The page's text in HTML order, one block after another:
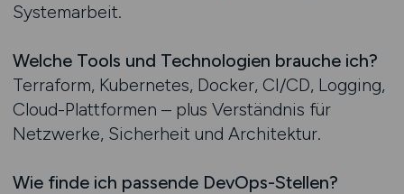
Systemarbeit.
Welche Tools und Technologien brauche ich?
Terraform, Kubernetes, Docker, CI/CD, Logging,
Cloud-Plattformen – plus Verständnis für
Netzwerke, Sicherheit und Architektur.
Wie finde ich passende DevOps-Stellen?